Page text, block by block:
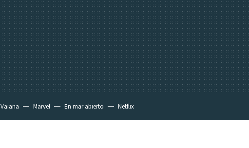
Vaiana Marvel En mar abierto Netflix